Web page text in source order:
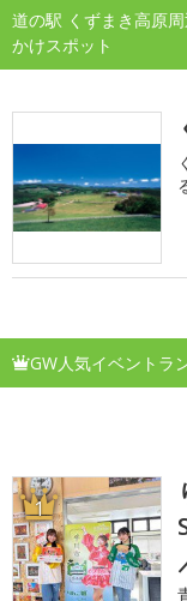
道の駅 くずまき高原
かけスポット
GW人気イベントラ
1